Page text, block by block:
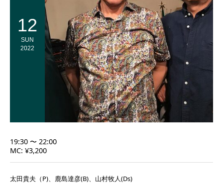
12
SUN
2022
19:30 〜 22:00
MC: ¥3,200
太田貴夫（P)、鹿島達彦(B)、山村牧人(Ds)